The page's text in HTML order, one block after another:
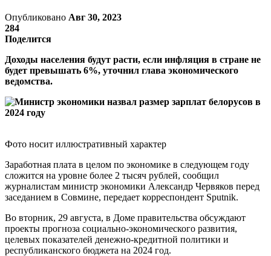
Опубликовано Авг 30, 2023
284
Поделится
Доходы населения будут расти, если инфляция в стране не
будет превышать 6%, уточнил глава экономического
ведомства.
Фото носит иллюстративный характер
Заработная плата в целом по экономике в следующем году
сложится на уровне более 2 тысяч рублей, сообщил
журналистам министр экономики Александр Червяков перед
заседанием в Совмине, передает корреспондент Sputnik.
Во вторник, 29 августа, в Доме правительства обсуждают
проекты прогноза социально-экономического развития,
целевых показателей денежно-кредитной политики и
республиканского бюджета на 2024 год.